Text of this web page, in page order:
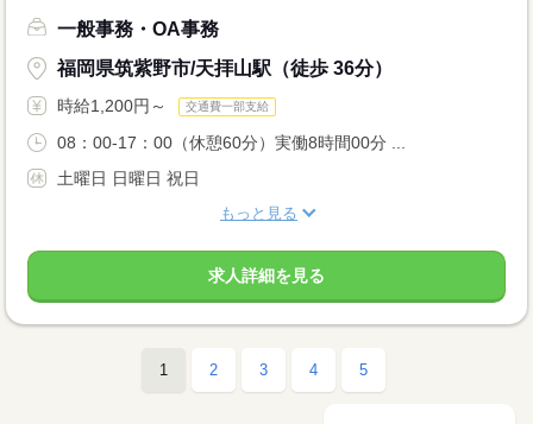
一般事務・OA事務
福岡県筑紫野市/天拝山駅（徒歩 36分）
時給1,200円～ 交通費一部支給
08：00-17：00（休憩60分）実働8時間00分 ...
土曜日 日曜日 祝日
もっと見る
求人詳細を見る
1 2 3 4 5